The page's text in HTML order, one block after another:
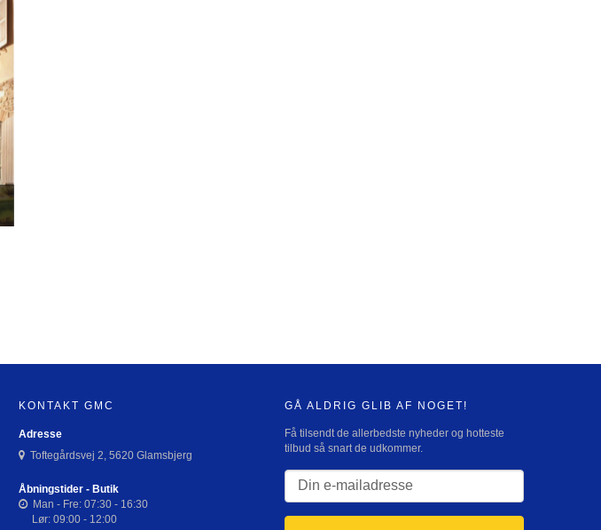
KONTAKT GMC
Adresse
Toftegårdsvej 2, 5620 Glamsbjerg
Åbningstider - Butik
Man - Fre: 07:30 - 16:30
Lør: 09:00 - 12:00
GÅ ALDRIG GLIB AF NOGET!
Få tilsendt de allerbedste nyheder og hotteste
tilbud så snart de udkommer.